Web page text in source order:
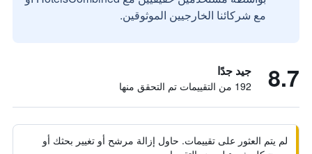
مع شركائنا الخارجيين الموثوقين.
8.7 جيد جدًا
192 من التقييمات تم التحقق منها
لم يتم العثور على تقييمات. حاول إزالة مرشح أو تغيير بحثك أو